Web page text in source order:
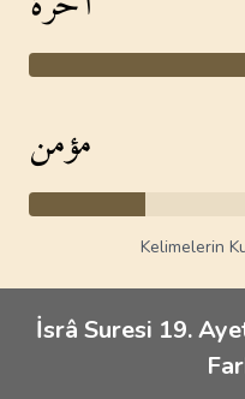
مؤمن
Kelimelerin
İsrâ Suresi 19.